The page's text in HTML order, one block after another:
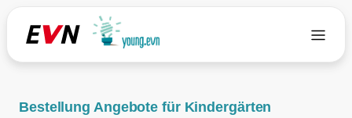
Bestellung Angebote für Kindergärten